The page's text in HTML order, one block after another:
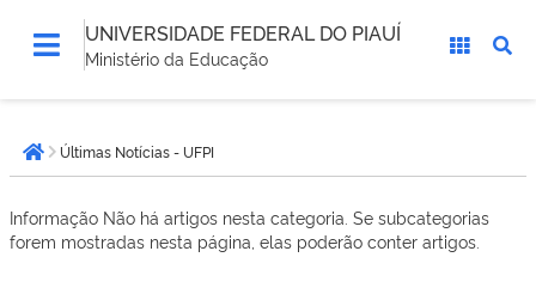
UNIVERSIDADE FEDERAL DO PIAUÍ
Ministério da Educação
está
aqui:Página inicial
Últimas Notícias - UFPI
Informação Não há artigos nesta categoria. Se subcategorias
forem mostradas nesta página, elas poderão conter artigos.